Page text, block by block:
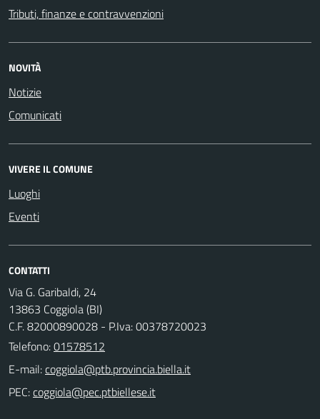
Tributi, finanze e contravvenzioni
NOVITÀ
Notizie
Comunicati
VIVERE IL COMUNE
Luoghi
Eventi
CONTATTI
Via G. Garibaldi, 24
13863 Coggiola (BI)
C.F. 82000890028 - P.Iva: 00378720023
Telefono:01578512
E-mail:
PEC: